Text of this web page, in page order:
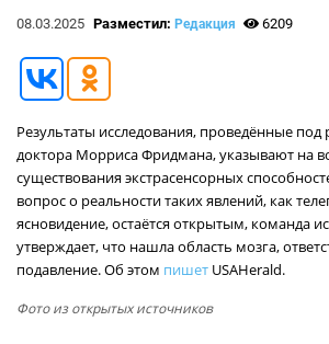
08.03.2025 Разместил: Редакция 6209
Результаты исследования, проведённые под
доктора Морриса Фридмана, указывают на
существования экстрасенсорных
вопрос о реальности таких явлений, как
ясновидение, остаётся открытым, команда
утверждает, что нашла область мозга,
подавление. Об этом пишет USAHerald.
Фото из открытых источников